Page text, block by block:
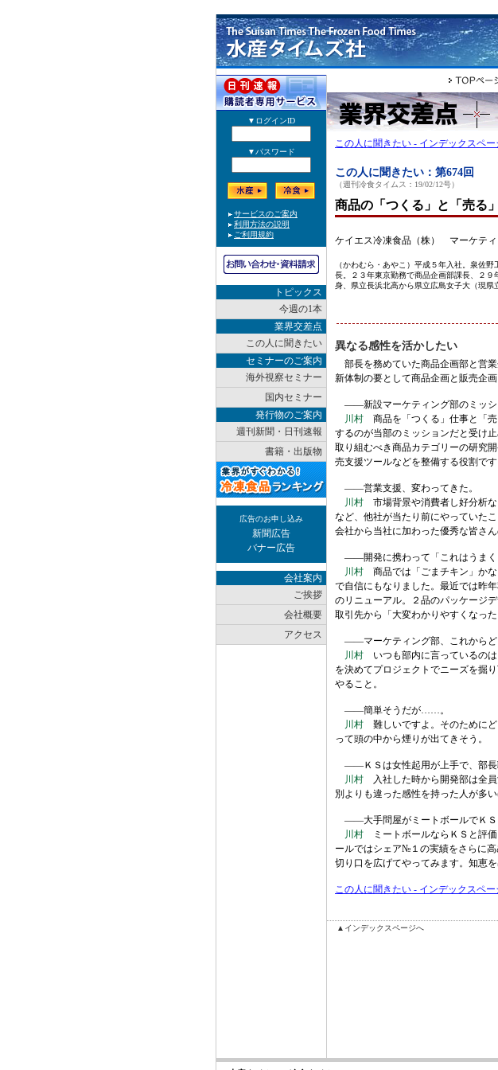
トピックス
今週の1本
業界交差点
この人に聞きたい
セミナーのご案内
海外視察セミナー
国内セミナー
発行物のご案内
週刊新聞・日刊速報
書籍・出版物
広告のお申し込み
新聞広告
バナー広告
会社案内
ご挨拶
会社概要
アクセス
この人に聞きたい - インデックスペー
この人に聞きたい：第674回
（週刊冷食タイムス：19/02/12号）
商品の「つくる」と「売る
ケイエス冷凍食品（株） マーケテ
（かわむら・あやこ）平成５年入社。泉佐
長。２３年東京勤務で商品企画部課長、２９
身、県立長浜北高から県立広島女子大（現県
異なる感性を活かしたい
部長を務めていた商品企画部と営
新体制の要として商品企画と販売企
――新設マーケティング部のミッシ
川村 商品を「つくる」仕事と「売
するのが当部のミッションだと受け
取り組むべき商品カテゴリーの研究
売支援ツールなどを整備する役割です
――営業支援、変わってきた。
川村 市場背景や消費者し好分析
など、他社が当たり前にやっていた
会社から当社に加わった優秀な皆さ
――開発に携わって「これはうまく
川村 商品では「ごまチキン」か
で自信にもなりました。最近では昨
のリニューアル。２品のパッケージ
取引先から「大変わかりやすくなっ
――マーケティング部、これからど
川村 いつも部内に言っているの
を決めてプロジェクトでニーズを掘
やること。
――簡単そうだが……。
川村 難しいですよ。そのために
って頭の中から煙りが出てきそう。
――ＫＳは女性起用が上手で、部長
川村 入社した時から開発部は全
別よりも違った感性を持った人が多
――大手問屋がミートボールでＫＳ
川村 ミートボールならＫＳと評
ールではシェア№１の実績をさらに
切り口を広げてやってみます。知恵
この人に聞きたい - インデックスペー
▲インデックスページへ